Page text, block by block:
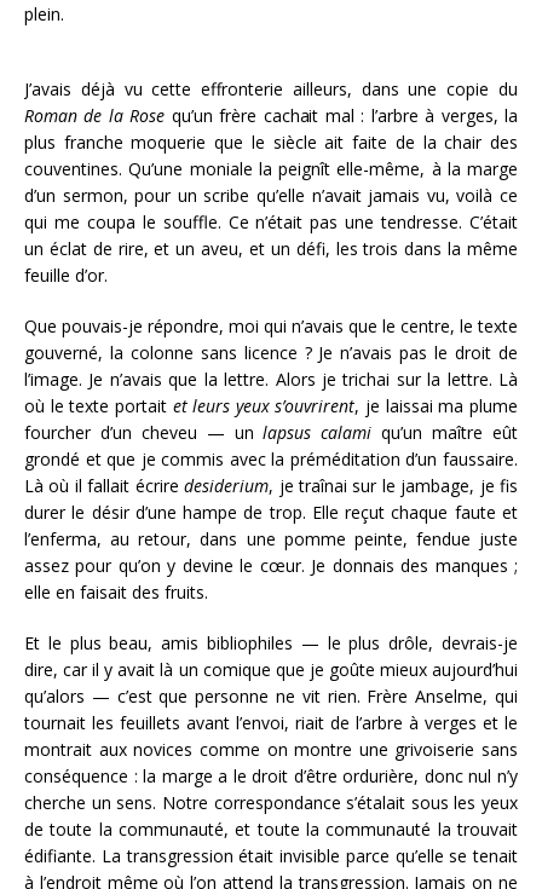
plein.
J’avais déjà vu cette effronterie ailleurs, dans une copie du
Roman de la Rose qu’un frère cachait mal : l’arbre à verges, la
plus franche moquerie que le siècle ait faite de la chair des
couventines. Qu’une moniale la peignît elle-même, à la marge
d’un sermon, pour un scribe qu’elle n’avait jamais vu, voilà ce
qui me coupa le souffle. Ce n’était pas une tendresse. C’était
un éclat de rire, et un aveu, et un défi, les trois dans la même
feuille d’or.
Que pouvais-je répondre, moi qui n’avais que le centre, le texte
gouverné, la colonne sans licence ? Je n’avais pas le droit de
l’image. Je n’avais que la lettre. Alors je trichai sur la lettre. Là
où le texte portait et leurs yeux s’ouvrirent, je laissai ma plume
fourcher d’un cheveu — unlapsus calami qu’un maître eût
grondé et que je commis avec la préméditation d’un faussaire.
Là où il fallait écriredesiderium, je traînai sur le jambage, je fis
durer le désir d’une hampe de trop. Elle reçut chaque faute et
l’enferma, au retour, dans une pomme peinte, fendue juste
assez pour qu’on y devine le cœur. Je donnais des manques ;
elle en faisait des fruits.
Et le plus beau, amis bibliophiles — le plus drôle, devrais-je
dire, car il y avait là un comique que je goûte mieux aujourd’hui
qu’alors — c’est que personne ne vit rien. Frère Anselme, qui
tournait les feuillets avant l’envoi, riait de l’arbre à verges et le
montrait aux novices comme on montre une grivoiserie sans
conséquence : la marge a le droit d’être ordurière, donc nul n’y
cherche un sens. Notre correspondance s’étalait sous les yeux
de toute la communauté, et toute la communauté la trouvait
édifiante. La transgression était invisible parce qu’elle se tenait
à l’endroit même où l’on attend la transgression. Jamais on ne